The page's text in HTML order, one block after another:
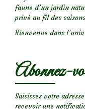
faune d’un jardin
privé au fil des
Bienvenue dans
Abonnez-
Saisissez votre
recevoir une